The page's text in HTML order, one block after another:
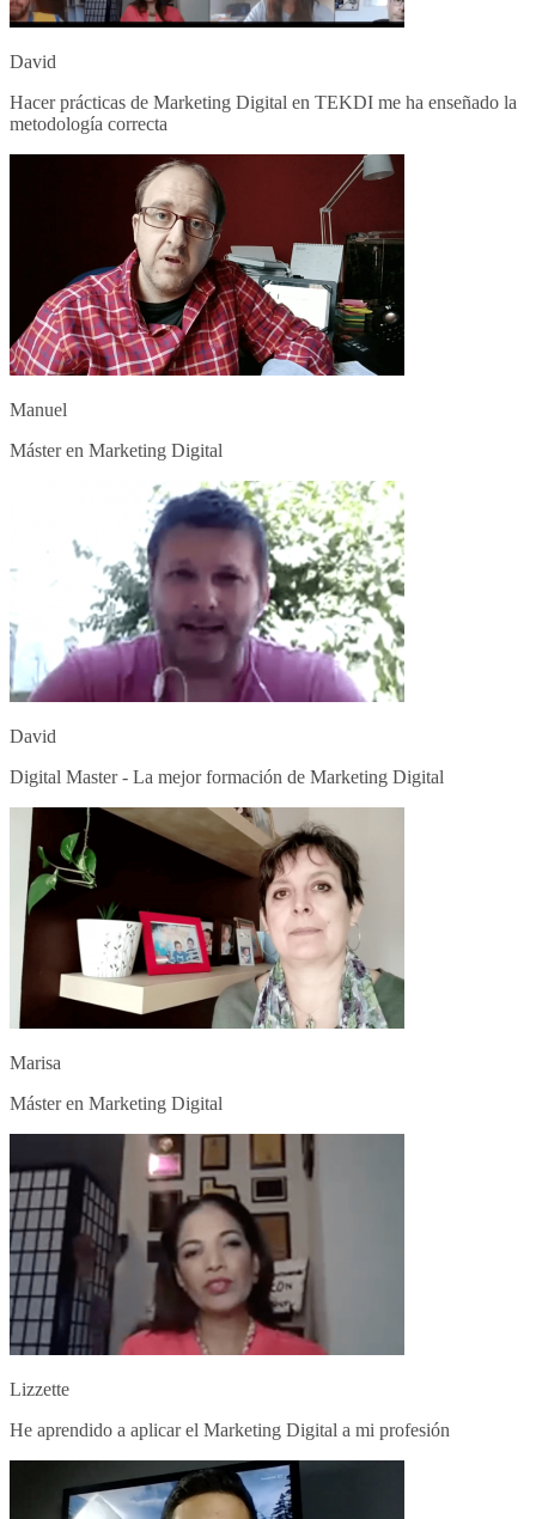
David
Hacer prácticas de Marketing Digital en TEKDI me ha enseñado la
metodología correcta
Manuel
Máster en Marketing Digital
David
Digital Master - La mejor formación de Marketing Digital
Marisa
Máster en Marketing Digital
Lizzette
He aprendido a aplicar el Marketing Digital a mi profesión